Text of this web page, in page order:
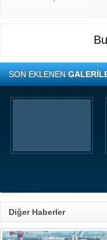
SON EKLENEN
Diğer Haberler